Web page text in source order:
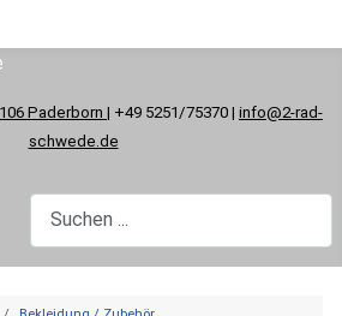
Paderborn | +49 5251/75370 | info@2-rad-
schwede.de